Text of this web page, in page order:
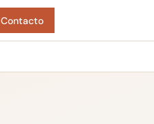
Contacto